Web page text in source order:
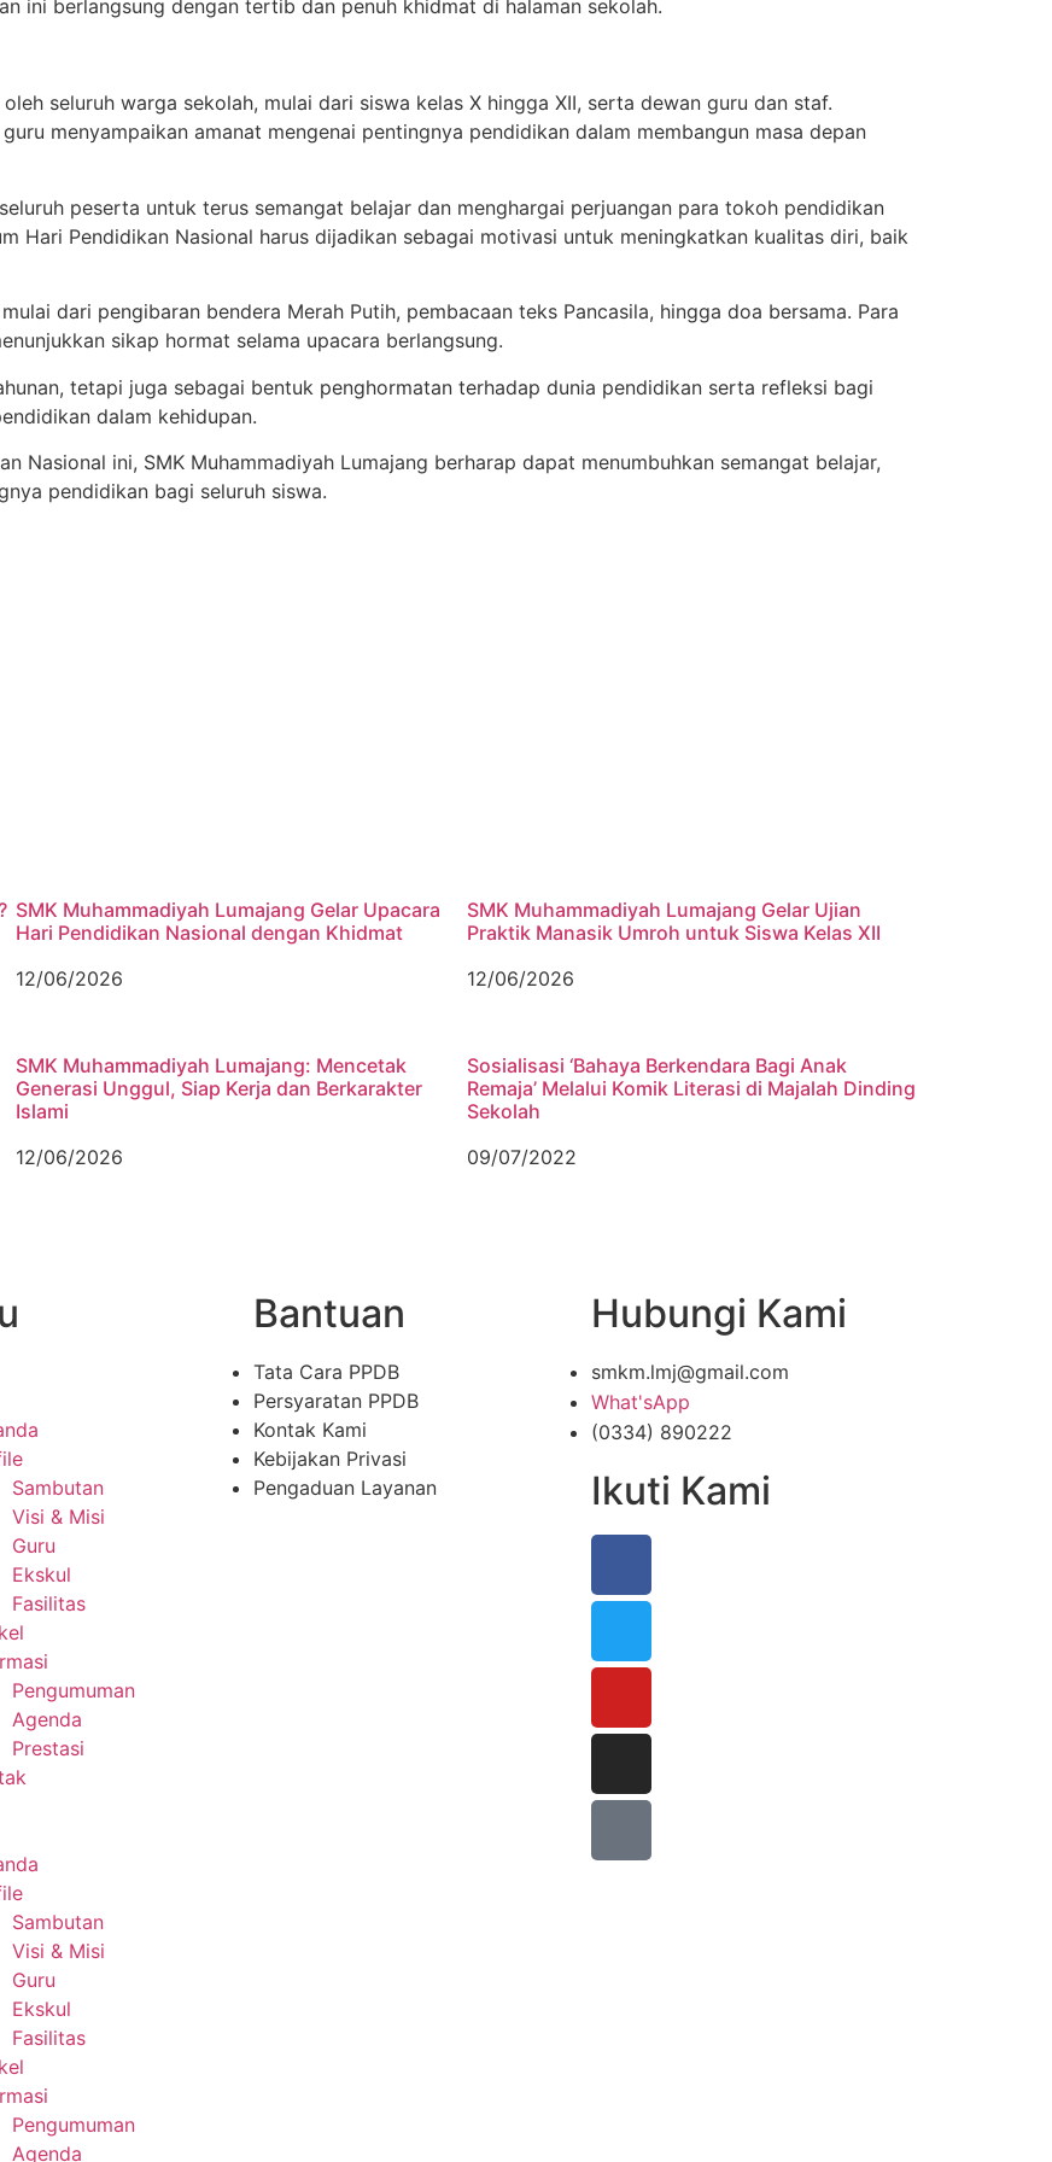
ini berlangsung dengan tertib dan penuh khidmat di halaman sekolah.
seluruh warga sekolah, mulai dari siswa kelas X hingga XII, serta dewan guru dan staf.
menyampaikan amanat mengenai pentingnya pendidikan dalam membangun masa depan
peserta untuk terus semangat belajar dan menghargai perjuangan para tokoh pendidikan
Hari Pendidikan Nasional harus dijadikan sebagai motivasi untuk meningkatkan kualitas diri, baik
dari pengibaran bendera Merah Putih, pembacaan teks Pancasila, hingga doa bersama. Para
sikap hormat selama upacara berlangsung.
tetapi juga sebagai bentuk penghormatan terhadap dunia pendidikan serta refleksi bagi
dalam kehidupan.
Nasional ini, SMK Muhammadiyah Lumajang berharap dapat menumbuhkan semangat belajar,
pendidikan bagi seluruh siswa.
SMK Muhammadiyah Lumajang Gelar Upacara
Hari Pendidikan Nasional dengan Khidmat
12/06/2026
SMK Muhammadiyah Lumajang Gelar Ujian
Praktik Manasik Umroh untuk Siswa Kelas XII
12/06/2026
SMK Muhammadiyah Lumajang: Mencetak
Generasi Unggul, Siap Kerja dan Berkarakter
Islami
12/06/2026
Sosialisasi ‘Bahaya Berkendara Bagi Anak
Remaja’ Melalui Komik Literasi di Majalah Dinding
Sekolah
09/07/2022
Sambutan
Visi & Misi
Guru
Ekskul
Fasilitas
Pengumuman
Agenda
Prestasi
Sambutan
Visi & Misi
Guru
Ekskul
Fasilitas
Pengumuman
Agenda
Bantuan
Tata Cara PPDB
Persyaratan PPDB
Kontak Kami
Kebijakan Privasi
Pengaduan Layanan
Hubungi Kami
smkm.lmj@gmail.com
What'sApp
(0334) 890222
Ikuti Kami